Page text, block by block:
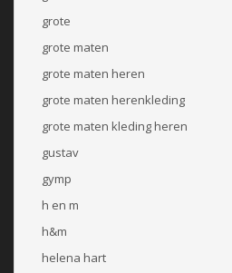
grote
grote maten
grote maten heren
grote maten herenkleding
grote maten kleding heren
gustav
gymp
h en m
h&m
helena hart